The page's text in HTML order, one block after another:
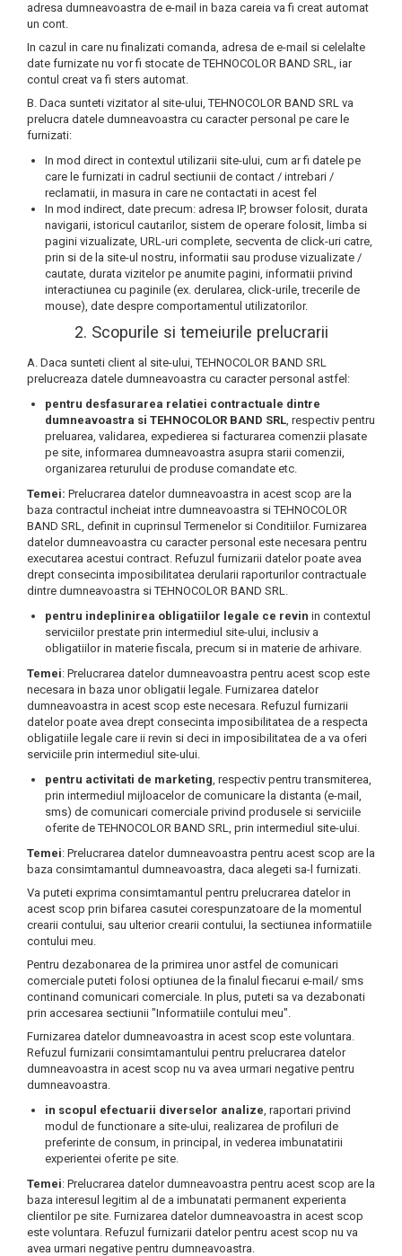
adresa dumneavoastra de e-mail in baza careia va fi creat automat
un cont.
In cazul in care nu finalizati comanda, adresa de e-mail si celelalte
date furnizate nu vor fi stocate de TEHNOCOLOR BAND SRL, iar
contul creat va fi sters automat.
B. Daca sunteti vizitator al site-ului, TEHNOCOLOR BAND SRL va
prelucra datele dumneavoastra cu caracter personal pe care le
furnizati:
In mod direct in contextul utilizarii site-ului, cum ar fi datele pe
care le furnizati in cadrul sectiunii de contact / intrebari /
reclamatii, in masura in care ne contactati in acest fel
In mod indirect, date precum: adresa IP, browser folosit, durata
navigarii, istoricul cautarilor, sistem de operare folosit, limba si
pagini vizualizate, URL-uri complete, secventa de click-uri catre,
prin si de la site-ul nostru, informatii sau produse vizualizate /
cautate, durata vizitelor pe anumite pagini, informatii privind
interactiunea cu paginile (ex. derularea, click-urile, trecerile de
mouse), date despre comportamentul utilizatorilor.
2. Scopurile si temeiurile prelucrarii
A. Daca sunteti client al site-ului, TEHNOCOLOR BAND SRL
prelucreaza datele dumneavoastra cu caracter personal astfel:
pentru desfasurarea relatiei contractuale dintre
dumneavoastra si TEHNOCOLOR BAND SRL, respectiv pentru
preluarea, validarea, expedierea si facturarea comenzii plasate
pe site, informarea dumneavoastra asupra starii comenzii,
organizarea returului de produse comandate etc.
Temei: Prelucrarea datelor dumneavoastra in acest scop are la
baza contractul incheiat intre dumneavoastra si TEHNOCOLOR
BAND SRL, definit in cuprinsul Termenelor si Conditiilor. Furnizarea
datelor dumneavoastra cu caracter personal este necesara pentru
executarea acestui contract. Refuzul furnizarii datelor poate avea
drept consecinta imposibilitatea derularii raporturilor contractuale
dintre dumneavoastra si TEHNOCOLOR BAND SRL.
pentru indeplinirea obligatiilor legale ce revin in contextul
serviciilor prestate prin intermediul site-ului, inclusiv a
obligatiilor in materie fiscala, precum si in materie de arhivare.
Temei: Prelucrarea datelor dumneavoastra pentru acest scop este
necesara in baza unor obligatii legale. Furnizarea datelor
dumneavoastra in acest scop este necesara. Refuzul furnizarii
datelor poate avea drept consecinta imposibilitatea de a respecta
obligatiile legale care ii revin si deci in imposibilitatea de a va oferi
serviciile prin intermediul site-ului.
pentru activitati de marketing, respectiv pentru transmiterea,
prin intermediul mijloacelor de comunicare la distanta (e-mail,
sms) de comunicari comerciale privind produsele si serviciile
oferite de TEHNOCOLOR BAND SRL, prin intermediul site-ului.
Temei: Prelucrarea datelor dumneavoastra pentru acest scop are la
baza consimtamantul dumneavoastra, daca alegeti sa-l furnizati.
Va puteti exprima consimtamantul pentru prelucrarea datelor in
acest scop prin bifarea casutei corespunzatoare de la momentul
crearii contului, sau ulterior crearii contului, la sectiunea informatiile
contului meu.
Pentru dezabonarea de la primirea unor astfel de comunicari
comerciale puteti folosi optiunea de la finalul fiecarui e-mail/ sms
continand comunicari comerciale. In plus, puteti sa va dezabonati
prin accesarea sectiunii "Informatiile contului meu".
Furnizarea datelor dumneavoastra in acest scop este voluntara.
Refuzul furnizarii consimtamantului pentru prelucrarea datelor
dumneavoastra in acest scop nu va avea urmari negative pentru
dumneavoastra.
in scopul efectuarii diverselor analize, raportari privind
modul de functionare a site-ului, realizarea de profiluri de
preferinte de consum, in principal, in vederea imbunatatirii
experientei oferite pe site.
Temei: Prelucrarea datelor dumneavoastra pentru acest scop are la
baza interesul legitim al de a imbunatati permanent experienta
clientilor pe site. Furnizarea datelor dumneavoastra in acest scop
este voluntara. Refuzul furnizarii datelor pentru acest scop nu va
avea urmari negative pentru dumneavoastra.